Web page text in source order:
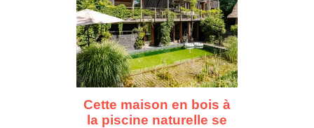
Cette maison en bois à
la piscine naturelle se